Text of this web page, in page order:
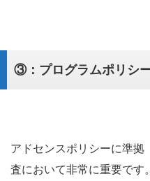
③：プログラムポリシ
アドセンスポリシーに準拠
査において非常に重要で